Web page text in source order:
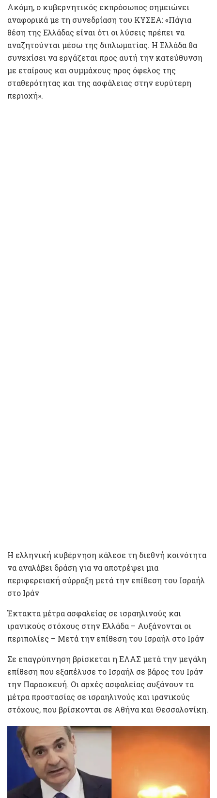
Ακόμη, ο κυβερνητικός εκπρόσωπος σημειώνει
αναφορικά με τη συνεδρίαση του ΚΥΣΕΑ: «Πάγια
θέση της Ελλάδας είναι ότι οι λύσεις πρέπει να
αναζητούνται μέσω της διπλωματίας. Η Ελλάδα θα
συνεχίσει να εργάζεται προς αυτή την κατεύθυνση
με εταίρους και συμμάχους προς όφελος της
σταθερότητας και της ασφάλειας στην ευρύτερη
περιοχή».
Η ελληνική κυβέρνηση κάλεσε τη διεθνή κοινότητα
να αναλάβει δράση για να αποτρέψει μια
περιφερειακή σύρραξη μετά την επίθεση του Ισραήλ
στο Ιράν
Έκτακτα μέτρα ασφαλείας σε ισραηλινούς και
ιρανικούς στόχους στην Ελλάδα – Αυξάνονται οι
περιπολίες – Μετά την επίθεση του Ισραήλ στο Ιράν
Σε επαγρύπνηση βρίσκεται η ΕΛΑΣ μετά την μεγάλη
επίθεση που εξαπέλυσε το Ισραήλ σε βάρος του Ιράν
την Παρασκευή. Οι αρχές ασφαλείας αυξάνουν τα
μέτρα προστασίας σε ισραηλινούς και ιρανικούς
στόχους, που βρίσκονται σε Αθήνα και Θεσσαλονίκη.